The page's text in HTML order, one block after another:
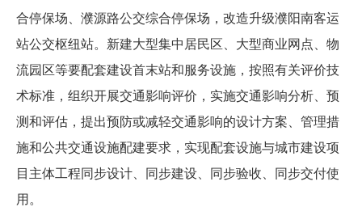
合停保场、濮源路公交综合停保场，改造升级濮阳南客运
站公交枢纽站。新建大型集中居民区、大型商业网点、物
流园区等要配套建设首末站和服务设施，按照有关评价技
术标准，组织开展交通影响评价，实施交通影响分析、预
测和评估，提出预防或减轻交通影响的设计方案、管理措
施和公共交通设施配建要求，实现配套设施与城市建设项
目主体工程同步设计、同步建设、同步验收、同步交付使
用。